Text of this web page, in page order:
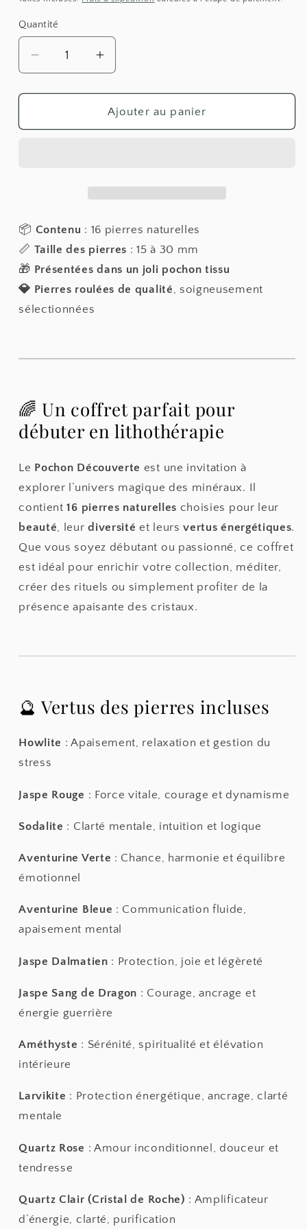
Quantité
Réduire
la
quantité
Pochon
en
Lithothérapie
Augmenter
la
quantité
de
Pochon
en
Lithothérapie
Ajouter au panier
📦 Contenu : 16 pierres naturelles
📏 Taille des pierres : 15 à 30 mm
🎁 Présentées dans un joli pochon tissu
💎 Pierres roulées de qualité, soigneusement
sélectionnées
🌈 Un coffret parfait pour
débuter en lithothérapie
Le Pochon Découverte est une invitation à
explorer l’univers magique des minéraux. Il
contient16 pierres naturelles choisies pour leur
beauté , leurdiversité et leursvertus énergétiques.
Que vous soyez débutant ou passionné, ce coffret
est idéal pour enrichir votre collection, méditer,
créer des rituels ou simplement profiter de la
présence apaisante des cristaux.
🔮 Vertus des pierres incluses
Howlite : Apaisement, relaxation et gestion du
stress
Jaspe Rouge : Force vitale, courage et dynamisme
Sodalite : Clarté mentale, intuition et logique
Aventurine Verte : Chance, harmonie et équilibre
émotionnel
Aventurine Bleue : Communication fluide,
apaisement mental
Jaspe Dalmatien : Protection, joie et légèreté
Jaspe Sang de Dragon : Courage, ancrage et
énergie guerrière
Améthyste : Sérénité, spiritualité et élévation
intérieure
Larvikite : Protection énergétique, ancrage, clarté
mentale
Quartz Rose : Amour inconditionnel, douceur et
tendresse
Quartz Clair (Cristal de Roche) : Amplificateur
d’énergie, clarté, purification